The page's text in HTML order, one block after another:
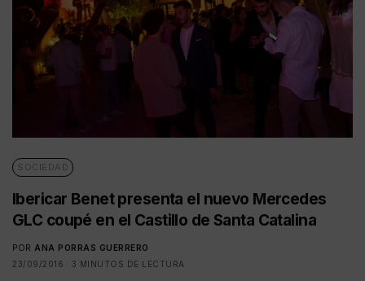
SOCIEDAD
Ibericar Benet presenta el nuevo Mercedes
GLC coupé en el Castillo de Santa Catalina
POR ANA PORRAS GUERRERO
23/09/2016
3 MINUTOS DE LECTURA